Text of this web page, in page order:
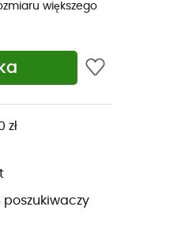
większego
zł
poszukiwaczy